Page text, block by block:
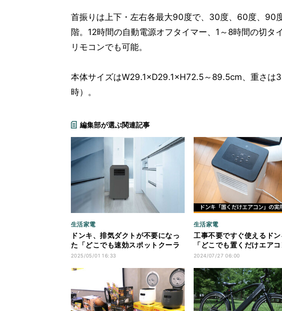
首振りは上下・左右各最大90度で、30度、60度、90
階。12時間の自動電源オフタイマー、1～8時間の切タ
リモコンでも可能。
本体サイズはW29.1×D29.1×H72.5～89.5cm、重さは
時）。
編集部が選ぶ関連記事
生活家電
ドンキ、排気ダクトが不要になっ
た「どこでも速効スポットクーラ
ー」
2025/05/01 16:33
生活家電
工事不要ですぐ使えるド
「どこでも置くだけエアコ
本当に実用的か試してみた
2024/07/27 06:00